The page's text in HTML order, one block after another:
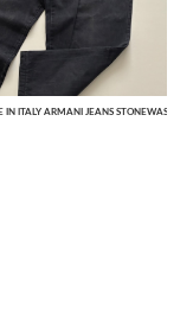
IN ITALY ARMANI JEANS